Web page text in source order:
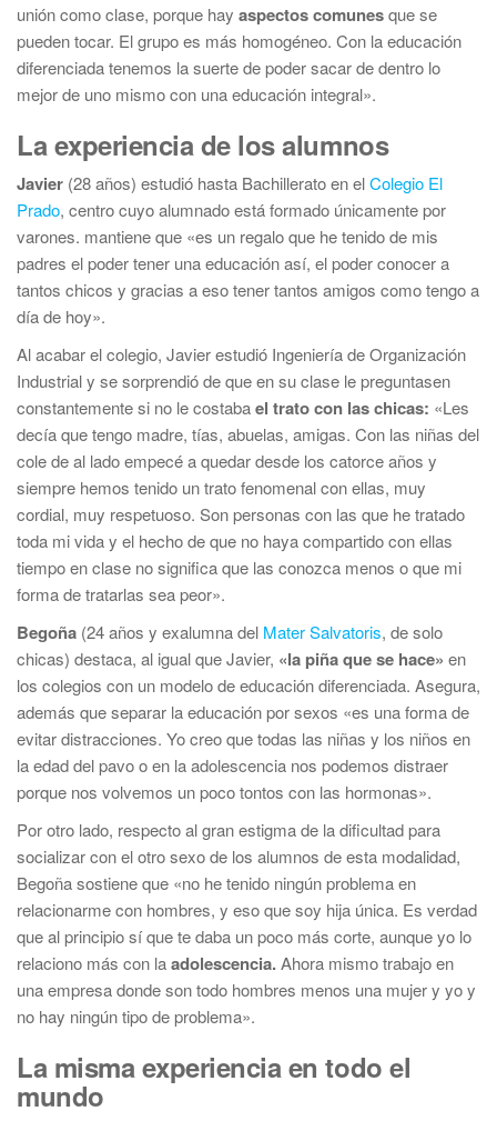
unión como clase, porque hay aspectos comunesque se
pueden tocar. El grupo es más homogéneo. Con la educación
diferenciada tenemos la suerte de poder sacar de dentro lo
mejor de uno mismo con una educación integral».
La experiencia de los alumnos
Javier (28 años) estudió hasta Bachillerato en elColegio El
Prado, centro cuyo alumnado está formado únicamente por
varones. mantiene que «es un regalo que he tenido de mis
padres el poder tener una educación así, el poder conocer a
tantos chicos y gracias a eso tener tantos amigos como tengo a
día de hoy».
Al acabar el colegio, Javier estudió Ingeniería de Organización
Industrial y se sorprendió de que en su clase le preguntasen
constantemente si no le costabael trato con las chicas: «Les
decía que tengo madre, tías, abuelas, amigas. Con las niñas del
cole de al lado empecé a quedar desde los catorce años y
siempre hemos tenido un trato fenomenal con ellas, muy
cordial, muy respetuoso. Son personas con las que he tratado
toda mi vida y el hecho de que no haya compartido con ellas
tiempo en clase no significa que las conozca menos o que mi
forma de tratarlas sea peor».
Begoña (24 años y exalumna del Mater Salvatoris, de solo
chicas) destaca, al igual que Javier, «la piña que se hace» en
los colegios con un modelo de educación diferenciada. Asegura,
además que separar la educación por sexos «es una forma de
evitar distracciones. Yo creo que todas las niñas y los niños en
la edad del pavo o en la adolescencia nos podemos distraer
porque nos volvemos un poco tontos con las hormonas».
Por otro lado, respecto al gran estigma de la dificultad para
socializar con el otro sexo de los alumnos de esta modalidad,
Begoña sostiene que «no he tenido ningún problema en
relacionarme con hombres, y eso que soy hija única. Es verdad
que al principio sí que te daba un poco más corte, aunque yo lo
relaciono más con laadolescencia.Ahora mismo trabajo en
una empresa donde son todo hombres menos una mujer y yo y
no hay ningún tipo de problema».
La misma experiencia en todo el
mundo